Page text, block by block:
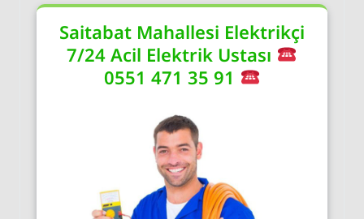
Saitabat Mahallesi Elektrikçi
7/24 Acil Elektrik Ustası
0551 471 35 91